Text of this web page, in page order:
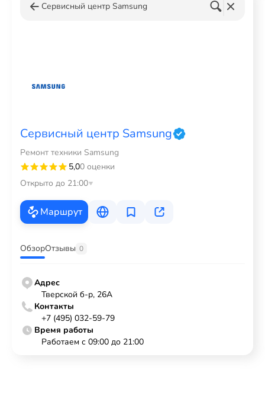
Сервисный центр Samsung
Сервисный центр Samsung
Ремонт техники Samsung
5,00 оценки
Открыто до 21:00
Маршрут
ОбзорОтзывы 0
Адрес
Тверской б-р, 26А
Контакты
+7 (495) 032-59-79
Время работы
Работаем с 09:00 до 21:00